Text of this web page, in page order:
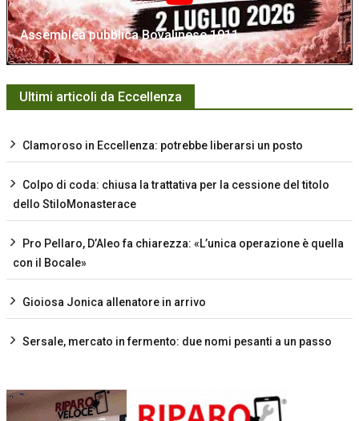
Assemblea pubblica Bovalinese 1911
Ultimi articoli da Eccellenza
Clamoroso in Eccellenza: potrebbe liberarsi un posto
Colpo di coda: chiusa la trattativa per la cessione del titolo
dello StiloMonasterace
Pro Pellaro, D’Aleo fa chiarezza: «L’unica operazione è quella
con il Bocale»
Gioiosa Jonica allenatore in arrivo
Sersale, mercato in fermento: due nomi pesanti a un passo